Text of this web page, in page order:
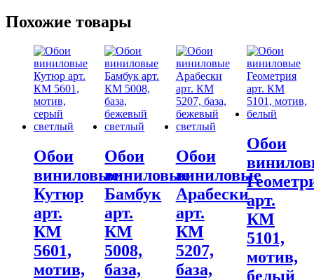
Похожие товары
Обои
виниловые
Кутюр
арт.
КМ
5601,
мотив,
Обои
виниловые
Бамбук
арт.
КМ
5008,
база,
Обои
виниловые
Арабески
арт.
КМ
5207,
база,
Обои
арт.
КМ
5101,
мотив,
белый